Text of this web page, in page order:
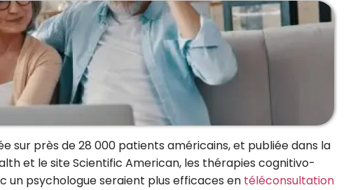
sur près de 28 000 patients américains, et publiée dans la
et le site Scientific American, les thérapies cognitivo-
psychologue seraient plus efficaces en téléconsultation